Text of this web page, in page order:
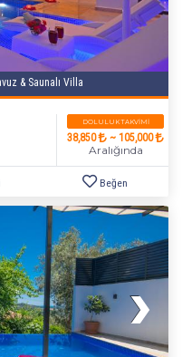
& Saunalı Villa
DOLULUK TAKVIMI
38,850 ~ 105,000
Aralığında